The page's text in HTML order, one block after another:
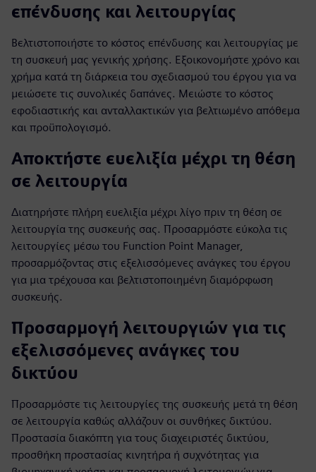
επένδυσης και λειτουργίας
Βελτιστοποιήστε το κόστος επένδυσης και λειτουργίας με
τη συσκευή μας γενικής χρήσης. Εξοικονομήστε χρόνο και
χρήμα κατά τη διάρκεια του σχεδιασμού του έργου για να
μειώσετε τις συνολικές δαπάνες. Μειώστε το κόστος
εφοδιαστικής και ανταλλακτικών για βελτιωμένο απόθεμα
και προϋπολογισμό.
Αποκτήστε ευελιξία μέχρι τη θέση
σε λειτουργία
Διατηρήστε πλήρη ευελιξία μέχρι λίγο πριν τη θέση σε
λειτουργία της συσκευής σας. Προσαρμόστε εύκολα τις
λειτουργίες μέσω του Function Point Manager,
προσαρμόζοντας στις εξελισσόμενες ανάγκες του έργου
για μια τρέχουσα και βελτιστοποιημένη διαμόρφωση
συσκευής.
Προσαρμογή λειτουργιών για τις
εξελισσόμενες ανάγκες του
δικτύου
Προσαρμόστε τις λειτουργίες της συσκευής μετά τη θέση
σε λειτουργία καθώς αλλάζουν οι συνθήκες δικτύου.
Προστασία διακόπτη για τους διαχειριστές δικτύου,
προσθήκη προστασίας κινητήρα ή συχνότητας για